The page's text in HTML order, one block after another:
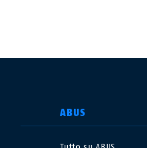
ABUS
SELEZIONA UN PAESE